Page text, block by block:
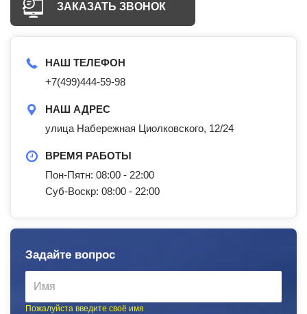
ЗАКАЗАТЬ ЗВОНОК
НАШ ТЕЛЕФОН
+7(499)444-59-98
НАШ АДРЕС
улица Набережная Циолковского, 12/24
ВРЕМЯ РАБОТЫ
Пон-Пятн: 08:00 - 22:00
Суб-Воскр: 08:00 - 22:00
Задайте вопрос
Пожалуйста введите своё имя